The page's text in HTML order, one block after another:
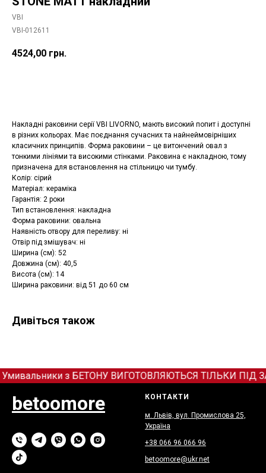
VBI
VBI-012611
4524,00 грн.
Накладні раковини серії VBI LIVORNO, мають високий попит і доступні
в різних кольорах. Має поєднання сучасних та найнеймовірніших
класичних принципів. Форма раковини – це витончений овал з
тонкими лініями та високими стінками. Раковина є накладною, тому
призначена для встановлення на стільницю чи тумбу.
Колір: сірий
Матеріал: кераміка
Гарантія: 2 роки
Тип встановлення: накладна
Форма раковини: овальна
Наявність отвору для переливу: ні
Отвір під змішувач: ні
Ширина (см): 52
Довжина (см): 40,5
Висота (см): 14
Ширина раковини: від 51 до 60 см
Дивіться також
з БЕТОНУ ВИГОТОВЛЯЮТЬСЯ ТІЛЬКИ ПІД
betoomore КОНТАКТИ
м. Львів, вул. Промислова 25,
Україна
+38 066 96 066 96
betoomore@ukr.net